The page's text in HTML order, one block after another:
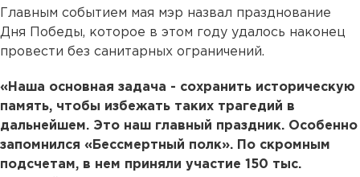
Главным событием мая мэр назвал празднование
Дня Победы, которое в этом году удалось наконец
провести без санитарных ограничений.
«Наша основная задача - сохранить историческую
память, чтобы избежать таких трагедий в
дальнейшем. Это наш главный праздник. Особенно
запомнился «Бессмертный полк». По скромным
подсчетам, в нем приняли участие 150 тыс.